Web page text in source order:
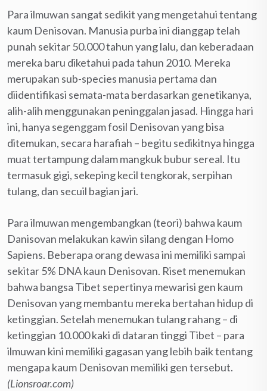
Para ilmuwan sangat sedikit yang mengetahui tentang
kaum Denisovan. Manusia purba ini dianggap telah
punah sekitar 50.000 tahun yang lalu, dan keberadaan
mereka baru diketahui pada tahun 2010. Mereka
merupakan sub-species manusia pertama dan
diidentifikasi semata-mata berdasarkan genetikanya,
alih-alih menggunakan peninggalan jasad. Hingga hari
ini, hanya segenggam fosil Denisovan yang bisa
ditemukan, secara harafiah – begitu sedikitnya hingga
muat tertampung dalam mangkuk bubur sereal. Itu
termasuk gigi, sekeping kecil tengkorak, serpihan
tulang, dan secuil bagian jari.
Para ilmuwan mengembangkan (teori) bahwa kaum
Danisovan melakukan kawin silang dengan Homo
Sapiens. Beberapa orang dewasa ini memiliki sampai
sekitar 5% DNA kaun Denisovan. Riset menemukan
bahwa bangsa Tibet sepertinya mewarisi gen kaum
Denisovan yang membantu mereka bertahan hidup di
ketinggian. Setelah menemukan tulang rahang – di
ketinggian 10.000 kaki di dataran tinggi Tibet – para
ilmuwan kini memiliki gagasan yang lebih baik tentang
mengapa kaum Denisovan memiliki gen tersebut.
(Lionsroar.com)